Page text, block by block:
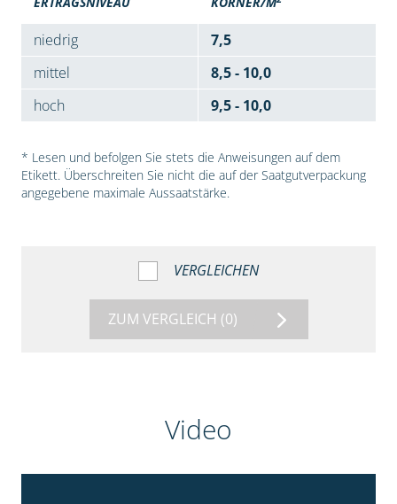
niedrig
7,5
mittel
8,5 - 10,0
hoch
9,5 - 10,0
* Lesen und befolgen Sie stets die Anweisungen auf dem
Etikett. Überschreiten Sie nicht die auf der Saatgutverpackung
angegebene maximale Aussaatstärke.
VERGLEICHEN
ZUM VERGLEICH (0)
Video